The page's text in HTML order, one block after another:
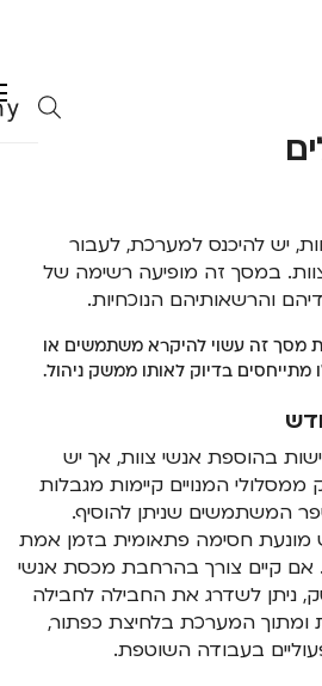
יש להיכנס למערכת, לעבור
במסך זה מופיעה רשימה של
והרשאותיהם הנוכחיות.
מסך זה עשוי להיקרא משתמשים או
מתייחסים בדיוק לאותו ממשק ניהול.
בהוספת אנשי צוות, אך יש
המנויים קיימות מגבלות
המשתמשים שניתן להוסיף.
חסימה פתאומית בזמן אמת
קיים צורך בהרחבת מכסת אנשי
ניתן לשדרג את החבילה לחבילה
המערכת בלחיצת כפתור,
בעבודה השוטפת.